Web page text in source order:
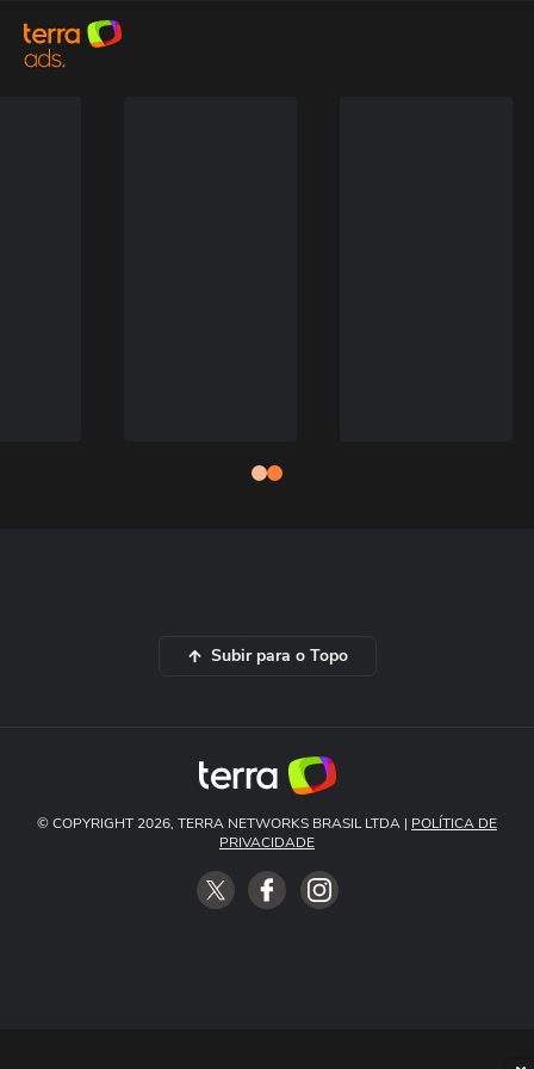
Subir para o Topo
© COPYRIGHT 2026, TERRA NETWORKS BRASIL LTDA | POLÍTICA DE
PRIVACIDADE